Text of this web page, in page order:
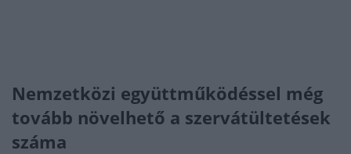
Nemzetközi együttműködéssel még
tovább növelhető a szervátültetések
száma